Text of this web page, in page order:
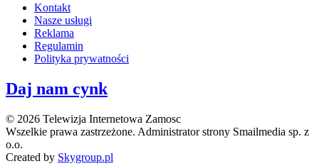
Kontakt
Nasze usługi
Reklama
Regulamin
Polityka prywatności
Daj nam cynk
© 2026 Telewizja Internetowa Zamosc
Wszelkie prawa zastrzeżone. Administrator strony Smailmedia sp. z
o.o.
Created by Skygroup.pl